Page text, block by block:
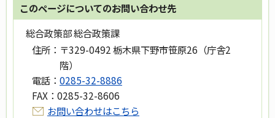
このページについてのお問い合わせ先
総合政策部 総合政策課
住所： 〒329-0492 栃木県下野市笹原26（庁舎2
階）
電話： 0285-32-8886
FAX： 0285-32-8606
お問い合わせはこちら